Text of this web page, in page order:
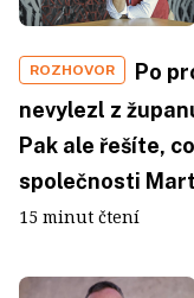
ROZHOVOR
Po
nevylezl z
Pak ale řešíte,
společnosti
15 minut čtení